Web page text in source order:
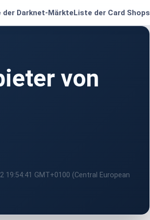
der Darknet-MärkteListe der Card Shops
von
GMT+0100 (Central European